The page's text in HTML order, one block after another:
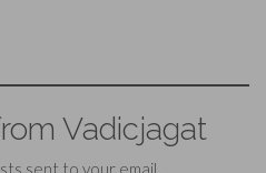
Vadicjagat
sent to your email.